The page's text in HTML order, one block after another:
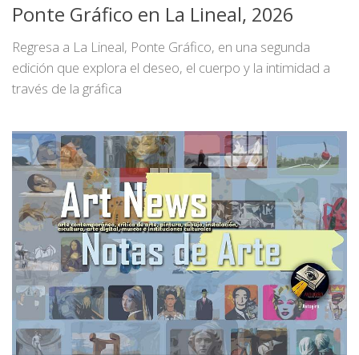
Ponte Gráfico en La Lineal, 2026
Regresa a La Lineal, Ponte Gráfico, en una segunda
edición que explora el deseo, el cuerpo y la intimidad a
través de la gráfica